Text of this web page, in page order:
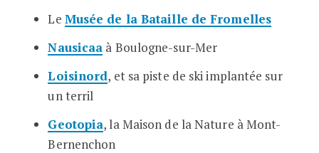
Le Musée de la Bataille de Fromelles
Nausicaa à Boulogne-sur-Mer
Loisinord, et sa piste de ski implantée sur
un terril
Geotopia, la Maison de la Nature à Mont-
Bernenchon